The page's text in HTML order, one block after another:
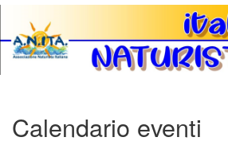
Calendario eventi